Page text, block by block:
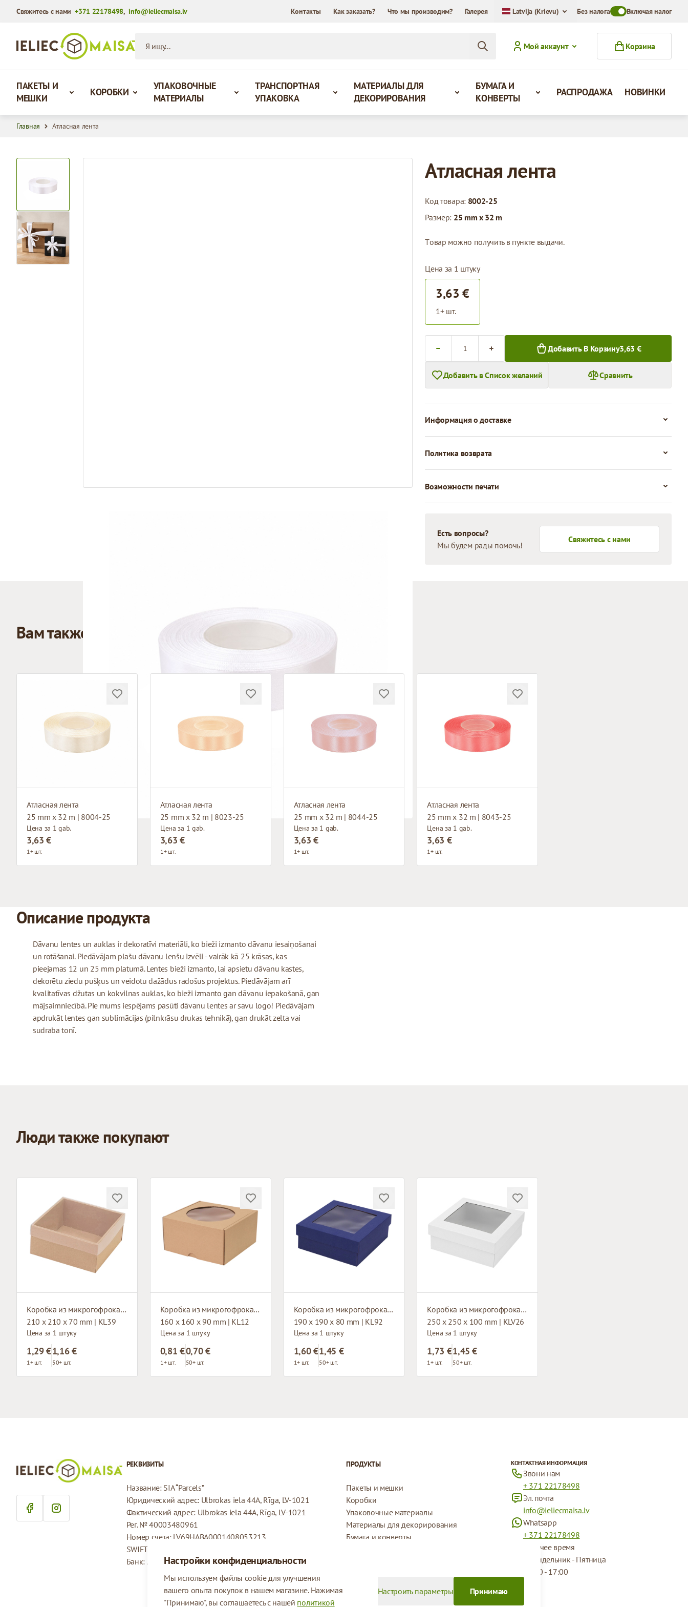
Свяжитесь с нами+371 22178498,info@ieliecmaisa.lv Контакты Как заказать? Что мы производим? Галерея Latvija (Krievu) Без налогаToggle VAT Mode
Включая налог
Мой аккаунт
Корзина
ПАКЕТЫ И
МЕШКИ
КОРОБКИ
УПАКОВОЧНЫЕ
МАТЕРИАЛЫ
ТРАНСПОРТНАЯ
УПАКОВКА
МАТЕРИАЛЫ ДЛЯ
ДЕКОРИРОВАНИЯ
БУМАГА И
КОНВЕРТЫ
РАСПРОДАЖА НОВИНКИ
Главная Атласная лента
Атласная лента
Код товара: 8002-25
Размер: 25 mm x 32 m
Tовар можно получить в пункте выдачи.
Цена за 1 штуку
3,63 €
1+ шт.
Добавить В Корзину3,63 €
Добавить в Список желаний Сравнить
Информация о доставке
Политика возврата
Возможности печати
Есть вопросы?
Мы будем рады помочь!
Свяжитесь с нами
Вам также может понравиться
Атласная лента
25 mm x 32 m | 8004-25
Цена за 1 gab.
3,63 €
1+ шт.
Атласная лента
25 mm x 32 m | 8023-25
Цена за 1 gab.
3,63 €
1+ шт.
Атласная лента
25 mm x 32 m | 8044-25
Цена за 1 gab.
3,63 €
1+ шт.
Атласная лента
25 mm x 32 m | 8043-25
Цена за 1 gab.
3,63 €
1+ шт.
Описание продукта
Dāvanu lentes un auklas ir dekoratīvi materiāli, ko bieži izmanto dāvanu iesaiņošanai
un rotāšanai. Piedāvājam plašu dāvanu lenšu izvēli - vairāk kā 25 krāsas, kas
pieejamas 12 un 25 mm platumā. Lentes bieži izmanto, lai apsietu dāvanu kastes,
dekorētu ziedu pušķus un veidotu dažādus radošus projektus. Piedāvājam arī
kvalitatīvas džutas un kokvilnas auklas, ko bieži izmanto gan dāvanu iepakošanā, gan
mājsaimniecībā. Pie mums iespējams pasūti dāvanu lentes ar savu logo! Piedāvājam
apdrukāt lentes gan sublimācijas (pilnkrāsu drukas tehnikā), gan drukāt zelta vai
sudraba tonī.
Люди также покупают
Коробка из микрогофрокартона с окном
210 x 210 x 70 mm | KL39
Цена за 1 штуку
1,29 €
1+ шт.
1,16 €
50+ шт.
Коробка из микрогофрокартона с окном
160 x 160 x 90 mm | KL12
Цена за 1 штуку
0,81 €
1+ шт.
0,70 €
50+ шт.
Коробка из микрогофрокартона с окном
190 x 190 x 80 mm | KL92
Цена за 1 штуку
1,60 €
1+ шт.
1,45 €
50+ шт.
Коробка из микрогофрокартона с окном
250 x 250 x 100 mm | KLV26
Цена за 1 штуку
1,73 €
1+ шт.
1,45 €
50+ шт.
Настройки конфиденциальности
Мы используем файлы cookie для улучшения
вашего опыта покупок в нашем магазине. Нажимая
"Принимаю", вы соглашаетесь с нашей политикой
Настроить параметры Принимаю
РЕКВИЗИТЫ
Название: SIA “Parcels”
Юридический адрес: Ulbrokas iela 44A, Rīga, LV-1021
Фактический адрес: Ulbrokas iela 44A, Rīga, LV-1021
Рег. № 40003480961
Номер счета: LV69HABA0001408053213
SWIFT: HABALV22
Банк: AS Swedbank
ПРОДУКТЫ
Пакеты и мешки
Коробки
Упаковочные материалы
Материалы для декорирования
Бумага и конверты
КОНТАКТНАЯ ИНФОРМАЦИЯ
Звони нам
+ 371 22178498
Эл. почта
info@ieliecmaisa.lv
Whatsapp
+ 371 22178498
Рабочее время
Понидельник - Пятница
09:00 - 17:00